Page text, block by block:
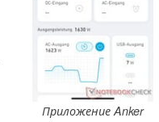
Приложение Anker